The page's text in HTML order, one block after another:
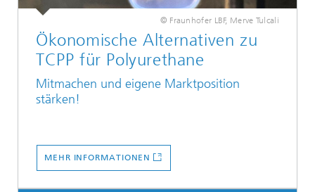
© Fraunhofer LBF, Merve Tulcali
Ökonomische Alternativen zu
TCPP für Polyurethane
Mitmachen und eigene Marktposition
stärken!
MEHR INFORMATIONEN